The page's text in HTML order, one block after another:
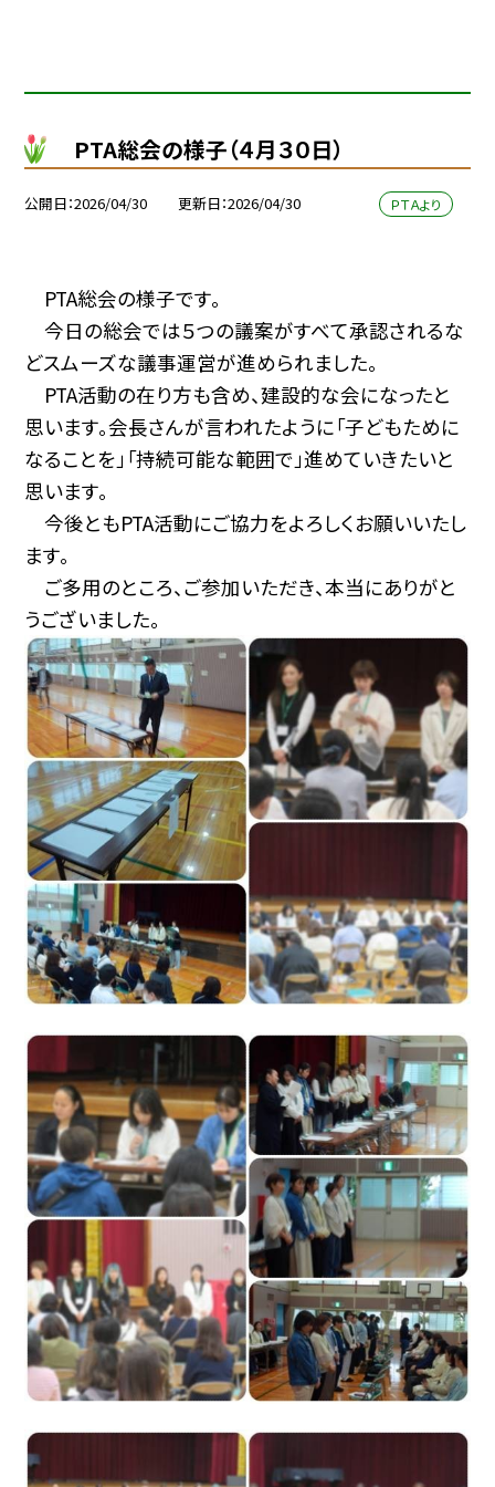
PTA総会の様子（４月３０日）
公開日 2026/04/30 更新日 2026/04/30 ＰＴＡより
PTA総会の様子です。
今日の総会では５つの議案がすべて承認されるな
どスムーズな議事運営が進められました。
PTA活動の在り方も含め、建設的な会になったと
思います。会長さんが言われたように「子どもために
なることを」「持続可能な範囲で」進めていきたいと
思います。
今後ともPTA活動にご協力をよろしくお願いいたし
ます。
ご多用のところ、ご参加いただき、本当にありがと
うございました。